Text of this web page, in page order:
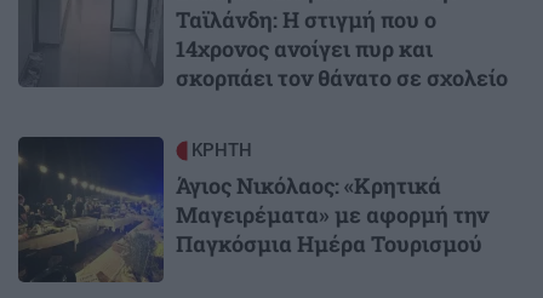
Ταϊλάνδη: Η στιγμή που ο
14χρονος ανοίγει πυρ και
σκορπάει τον θάνατο σε σχολείο
Image ΚΡΗΤΗ
Άγιος Νικόλαος: «Κρητικά
Μαγειρέματα» με αφορμή την
Παγκόσμια Ημέρα Τουρισμού